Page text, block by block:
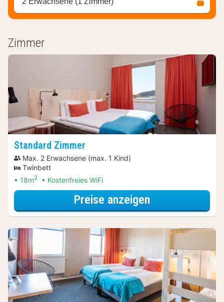
Zimmer
Standard Zimmer
Max. 2 Erwachsene (max. 1 Kind)
Twinbett
18m2 Kostenfreies WiFi
Preise anzeigen